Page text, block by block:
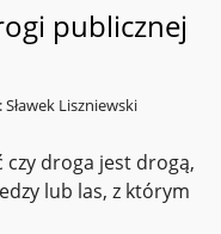
publicznej
Liszniewski
droga jest drogą,
lub las, z którym